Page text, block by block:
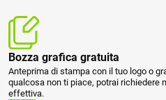
Bozza grafica gratuita
Anteprima di stampa con il tuo logo o
qualcosa non ti piace, potrai richiedere
effettiva.